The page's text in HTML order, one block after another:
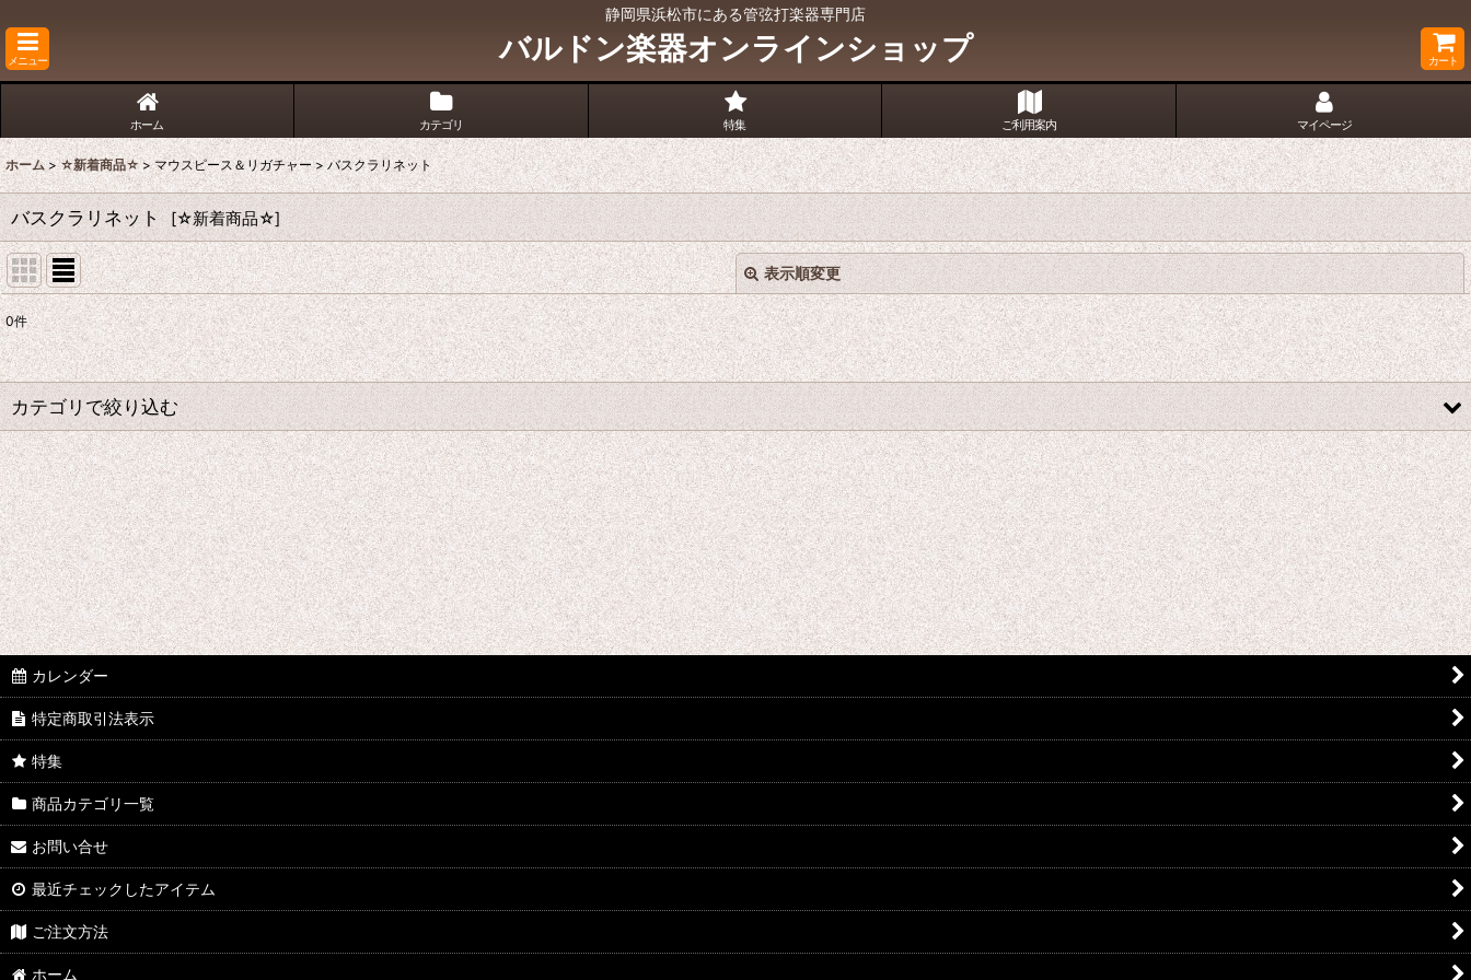
静岡県浜松市にある管弦打楽器専門店
メニュー バルドン楽器オンラインショップ カート
ホーム カテゴリ 特集 ご利用案内 マイページ
ホーム > ☆新着商品☆ > マウスピース＆リガチャー > バスクラリネット
バスクラリネット [☆新着商品☆]
表示順変更
表示数:
並び順:
絞り込む
閉じる
0件
カテゴリで絞り込む
マウスピース＆リガチャー (全商品)
B♭クラリネット
E♭クラリネット
バスクラリネット
アルトサックス
テナーサックス
バリトンサックス
カレンダー
特定商取引法表示
特集
商品カテゴリ一覧
お問い合せ
最近チェックしたアイテム
ご注文方法
ホーム